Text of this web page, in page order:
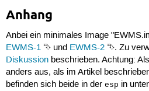
Anhang
Anbei ein minimales Image
EWMS-1⮷ und EWMS-2⮷. Zu
Diskussionbeschrieben. Achtung:
anders aus, als im Artikel
befinden sich beide in der esp in